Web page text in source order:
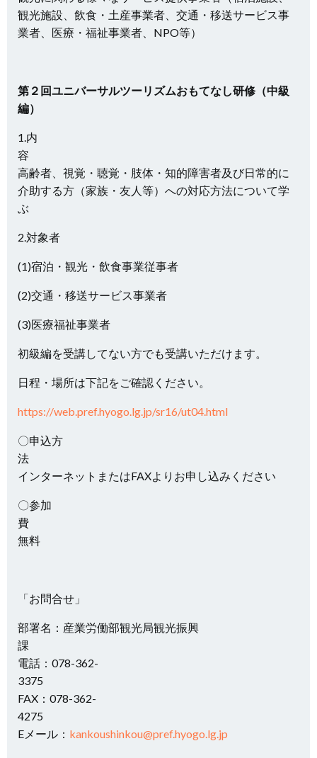
観光施設、飲食・土産事業者、交通・移送サービス事
業者、医療・福祉事業者、NPO等）
第２回ユニバーサルツーリズムおもてなし研修（中級
編）
1.内
高齢者、視覚・聴覚・肢体・知的障害者及び日常的に
介助する方（家族・友人等）への対応方法について学
ぶ
2.対象者
(1)宿泊・観光・飲食事業従事者
(2)交通・移送サービス事業者
(3)医療福祉事業者
初級編を受講してない方でも受講いただけます。
日程・場所は下記をご確認ください。
https://web.pref.hyogo.lg.jp/sr16/ut04.html
〇申込方
インターネットまたはFAXよりお申し込みください
〇参加
無料
「お問合せ」
部署名：産業労働部観光局観光振興
電話：078-362-
FAX：078-362-
Eメール： kankoushinkou@pref.hyogo.lg.jp